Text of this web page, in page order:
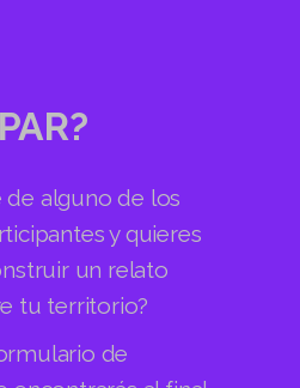
de alguno de los
y quieres
un relato
tu territorio?
de